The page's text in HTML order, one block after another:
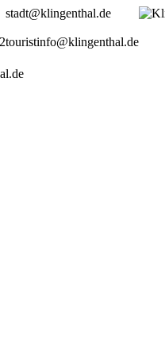
stadt@klingenthal.de
touristinfo@klingenthal.de